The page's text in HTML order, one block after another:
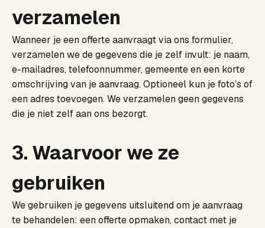
verzamelen
Wanneer je een offerte aanvraagt via ons formulier,
verzamelen we de gegevens die je zelf invult: je naam,
e-mailadres, telefoonnummer, gemeente en een korte
omschrijving van je aanvraag. Optioneel kun je foto’s of
een adres toevoegen. We verzamelen geen gegevens
die je niet zelf aan ons bezorgt.
3. Waarvoor we ze
gebruiken
We gebruiken je gegevens uitsluitend om je aanvraag
te behandelen: een offerte opmaken, contact met je